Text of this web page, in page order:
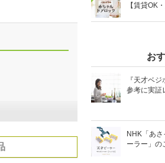
【賃貸OK
お
『天才ベ
参考に実証
NHK「あ
ーラー」の